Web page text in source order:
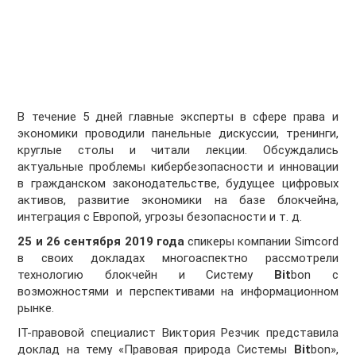
В течение 5 дней главные эксперты в сфере права и
экономики проводили панельные дискуссии, тренинги,
круглые столы и читали лекции. Обсуждались
актуальные проблемы кибербезопасности и инновации
в гражданском законодательстве, будущее цифровых
активов, развитие экономики на базе блокчейна,
интеграция с Европой, угрозы безопасности и т. д.
25 и 26 сентября 2019 годаспикеры компании Simcord
в своих докладах многоаспектно рассмотрели
технологию блокчейн и Систему Bitbon с
возможностями и перспективами на информационном
рынке.
IT-правовой специалист Виктория Резчик представила
доклад на тему «Правовая природа Системы Bitbon»,